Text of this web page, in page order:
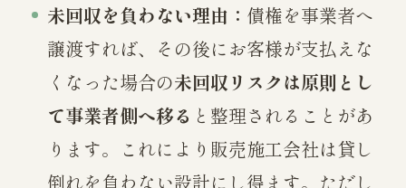
未回収を負わない理由： 債権を事業者へ
譲渡すれば、その後にお客様が支払えな
くなった場合の未回収リスクは原則とし
て事業者側へ移る と整理されることがあ
ります。これにより販売施工会社は貸し
倒れを負わない設計にし得ます。ただし